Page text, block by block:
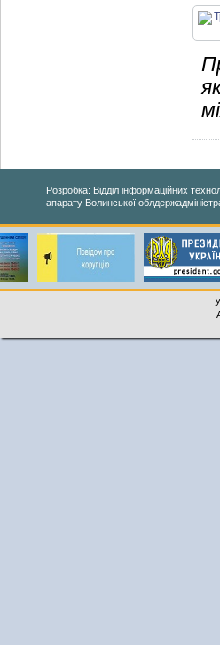
Розробка: Відділ інформаційних
апарату Волинської